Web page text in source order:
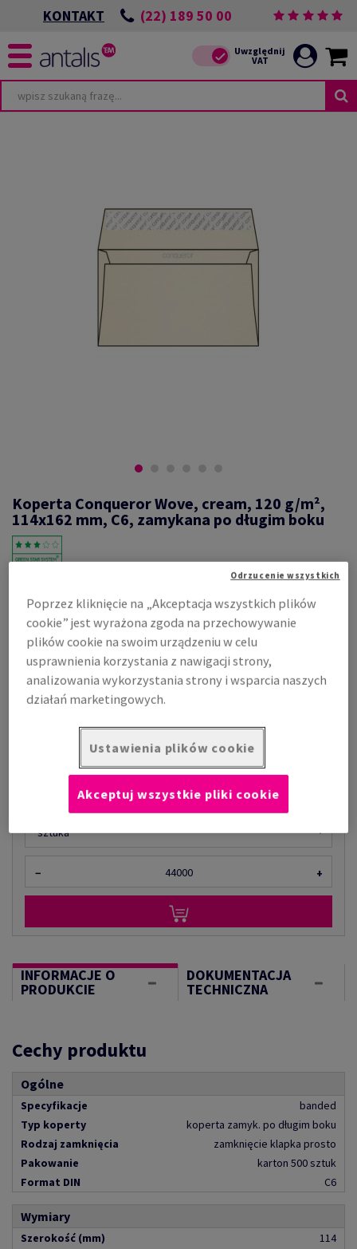
KONTAKT (22) 189 50 00
Koperta Conqueror Wove, cream, 120 g/m²,
114x162 mm, C6, zamykana po długim boku
koperta zamyk. po długim boku C6, 114 x 162 mm banded bez okna
Conqueror, Wove, gładki, cream, samoprzylepna z paskiem,
zamknięcie klapka prosto, 120g/m2, woodfree ECF with 15% cotton,
karton 500 sztuk
Zobacz dane techniczne
Udostępnij
1 200,74 zł
sztuka
− +
INFORMACJE O
PRODUKCIE
DOKUMENTACJA
TECHNICZNA
Cechy produktu
Ogólne
Specyfikacje
banded
Typ koperty
koperta zamyk. po długim boku
Rodzaj zamknięcia
zamknięcie klapka prosto
Pakowanie
karton 500 sztuk
Format DIN
C6
Wymiary
Szerokość (mm)
114
Poprzez kliknięcie na „Akceptacja wszystkich plików
cookie” jest wyrażona zgoda na przechowywanie
plików cookie na swoim urządzeniu w celu
usprawnienia korzystania z nawigacji strony,
analizowania wykorzystania strony i wsparcia naszych
działań marketingowych.
Ustawienia plików cookie
Odrzucenie wszystkich
Akceptuj wszystkie pliki cookie